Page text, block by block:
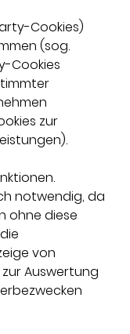
Cookies)
(sog.
Cookies
zur
notwendig, da
ohne diese
von
Auswertung